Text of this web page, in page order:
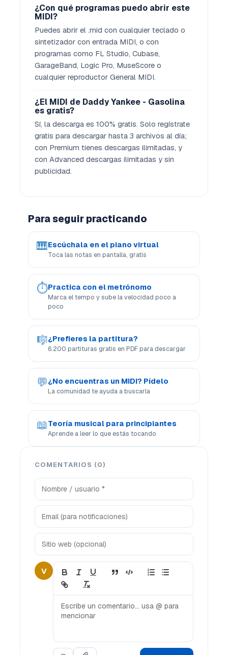
¿Con qué programas puedo abrir este
MIDI?
Puedes abrir el .mid con cualquier teclado o
sintetizador con entrada MIDI, o con
programas como FL Studio, Cubase,
GarageBand, Logic Pro, MuseScore o
cualquier reproductor General MIDI.
¿El MIDI de Daddy Yankee - Gasolina
es gratis?
Sí, la descarga es 100% gratis. Solo regístrate
gratis para descargar hasta 3 archivos al día;
con Premium tienes descargas ilimitadas, y
con Advanced descargas ilimitadas y sin
publicidad.
Para seguir practicando
🎹Escúchala en el piano virtual
Toca las notas en pantalla, gratis
⏱Practica con el metrónomo
Marca el tempo y sube la velocidad poco a
poco
🎼¿Prefieres la partitura?
6.200 partituras gratis en PDF para descargar
💬¿No encuentras un MIDI? Pídelo
La comunidad te ayuda a buscarla
📖Teoría musical para principiantes
Aprende a leer lo que estás tocando
COMENTARIOS (0)
V